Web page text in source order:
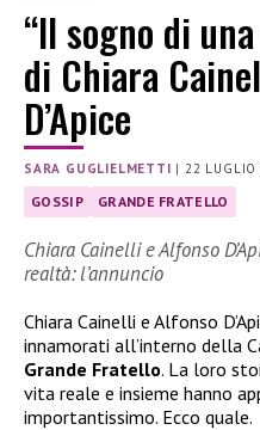
“Il sogno di
di Chiara
D’Apice
SARA GUGLIELMETTI | 22
GOSSIP GRANDE FRATELLO
Chiara Cainelli e Alfonso
realtà: l’annuncio
Chiara Cainelli e Alfonso
innamorati all’interno della
Grande Fratello. La loro
vita reale e insieme hanno
importantissimo. Ecco quale.